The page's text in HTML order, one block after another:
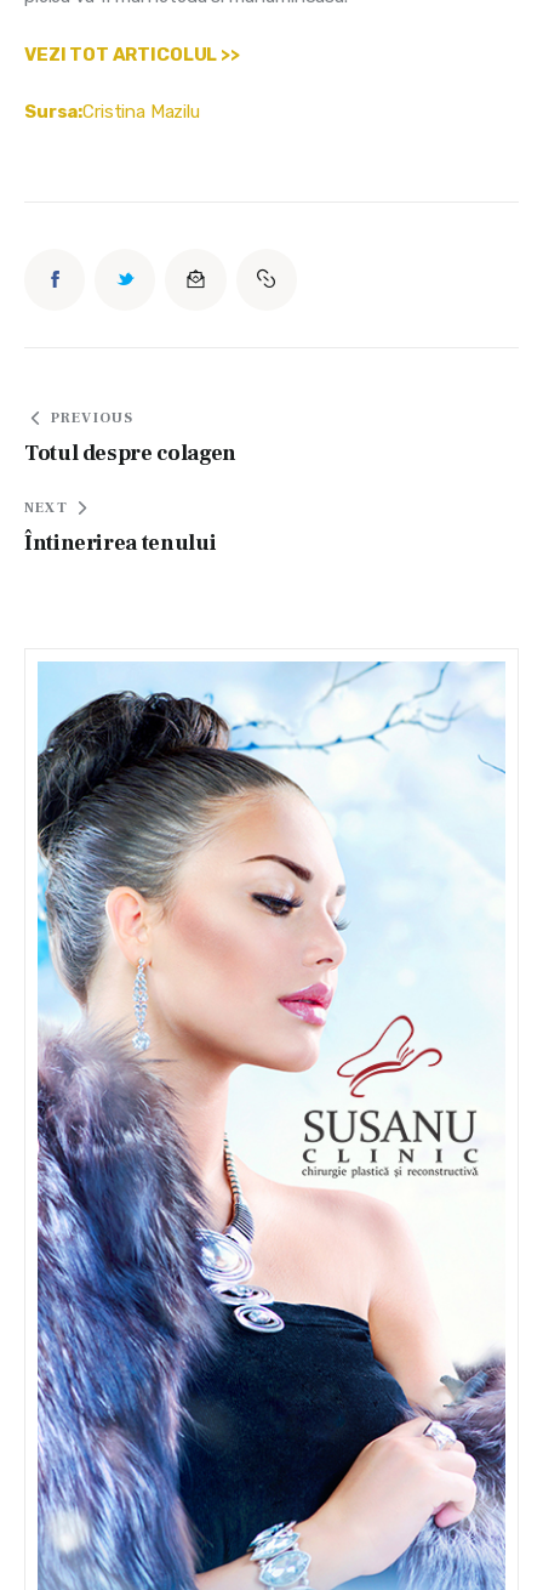
VEZI TOT ARTICOLUL >>
Sursa:Cristina Mazilu
Navigare
în
articole
PREVIOUS
Totul despre colagen
NEXT
Întinerirea tenului